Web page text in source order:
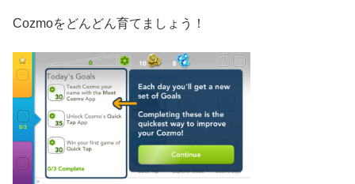
Cozmoをどんどん育てましょう！